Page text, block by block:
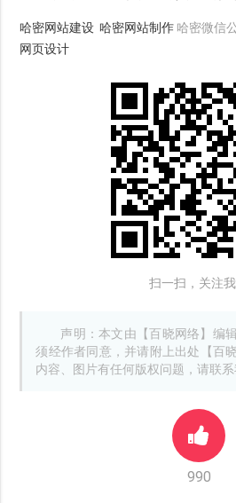
哈密网站建设 哈密网站制作 哈密微信
网页设计
扫一扫，关注
声明：本文由【百晓网络】编
须经作者同意，并请附上出处【百
内容、图片有任何版权问题，请联系
990